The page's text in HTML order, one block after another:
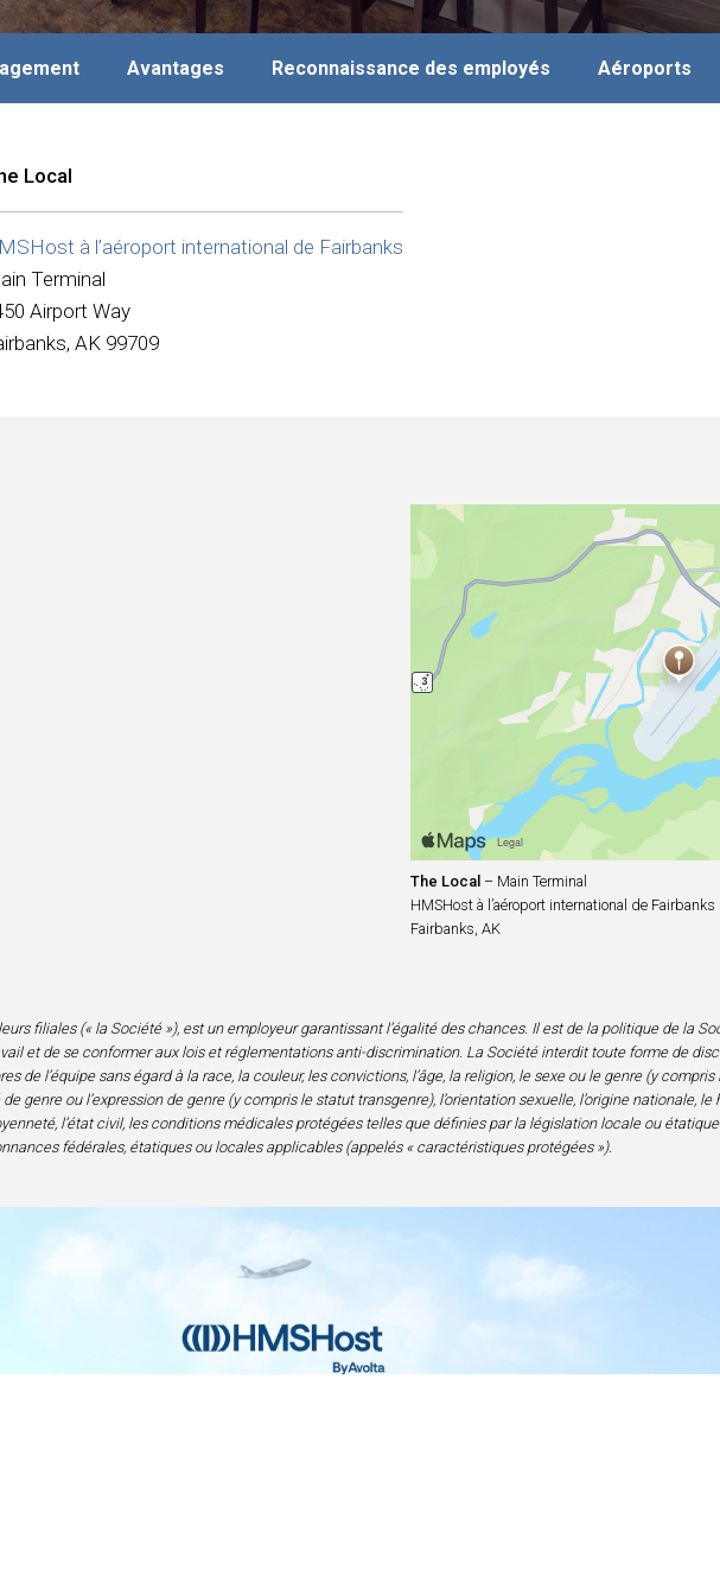
Avantages Reconnaissance des employés Aéroports
Local
à l’aéroport international de Fairbanks
Terminal
Airport Way
AK 99709
The Local – Main Terminal
HMSHost à l’aéroport international de Fairbanks
Fairbanks, AK
filiales (« la Société »), est un employeur garantissant l’égalité des chances. Il est de la politique de la
et de se conformer aux lois et réglementations anti-discrimination. La Société interdit toute forme de
de l’équipe sans égard à la race, la couleur, les convictions, l’âge, la religion, le sexe ou le genre (y compris
genre ou l’expression de genre (y compris le statut transgenre), l’orientation sexuelle, l’origine nationale,
l’état civil, les conditions médicales protégées telles que définies par la législation locale ou
fédérales, étatiques ou locales applicables (appelés « caractéristiques protégées »).